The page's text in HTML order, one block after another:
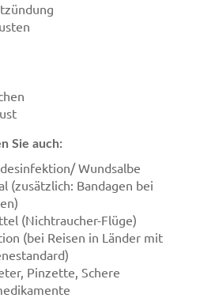
Sie auch:
Wundsalbe
(zusätzlich: Bandagen bei
(Nichtraucher-Flüge)
(bei Reisen in Länder mit
Pinzette, Schere